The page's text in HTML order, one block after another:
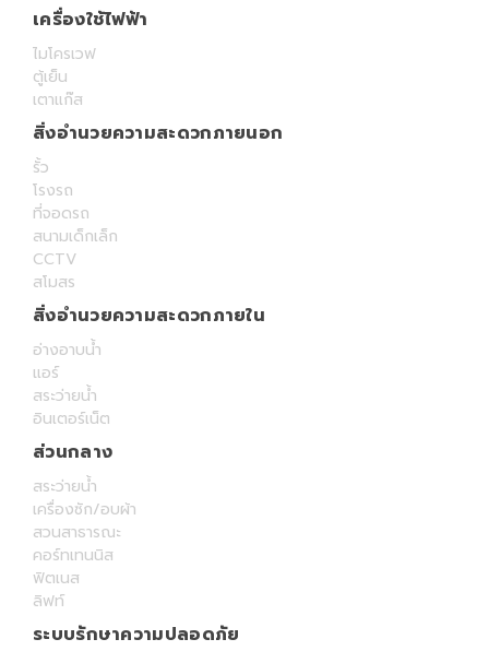
เครื่องใช้ไฟฟ้า
ไมโครเวฟ
ตู้เย็น
เตาแก๊ส
สิ่งอำนวยความสะดวกภายนอก
รั้ว
โรงรถ
ที่จอดรถ
สนามเด็กเล็ก
CCTV
สโมสร
สิ่งอำนวยความสะดวกภายใน
อ่างอาบน้ำ
แอร์
สระว่ายน้ำ
อินเตอร์เน็ต
ส่วนกลาง
สระว่ายน้ำ
เครื่องซัก/อบผ้า
สวนสาธารณะ
คอร์ทเทนนิส
ฟิตเนส
ลิฟท์
ระบบรักษาความปลอดภัย